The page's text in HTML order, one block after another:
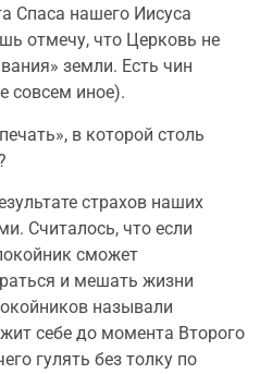
Спаса нашего Иисуса
отмечу, что Церковь не
земли. Есть чин
совсем иное).
в которой столь
страхов наших
Считалось, что если
сможет
и мешать жизни
называли
себе до момента Второго
гулять без толку по